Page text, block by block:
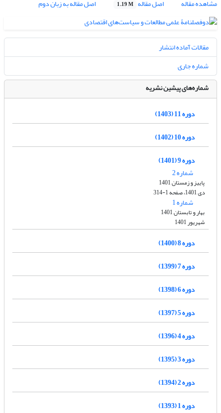
مشاهده مقاله
اصل مقاله 1.19 M اصل مقاله به زبان دوم
مقالات آماده انتشار
شماره جاری
شماره‌های پیشین نشریه
دوره 11 (1403)
دوره 10 (1402)
دوره 9 (1401)
شماره 2
پاییز و زمستان 1401
دی 1401، صفحه 1-314
شماره 1
بهار و تابستان 1401
شهریور 1401
دوره 8 (1400)
دوره 7 (1399)
دوره 6 (1398)
دوره 5 (1397)
دوره 4 (1396)
دوره 3 (1395)
دوره 2 (1394)
دوره 1 (1393)